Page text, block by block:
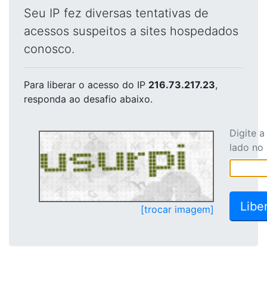
Seu IP fez diversas tentativas de
acessos suspeitos a sites hospedados
conosco.
Para liberar o acesso do IP 216.73.217.23,
responda ao desafio abaixo.
[trocar imagem]
Digite
lado no